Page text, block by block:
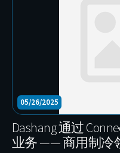
05/26/2025
Dashang 通过
业务 —— 商用制冷